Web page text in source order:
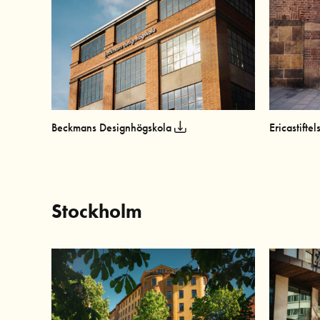
Beckmans Designhögskola
Stockholm